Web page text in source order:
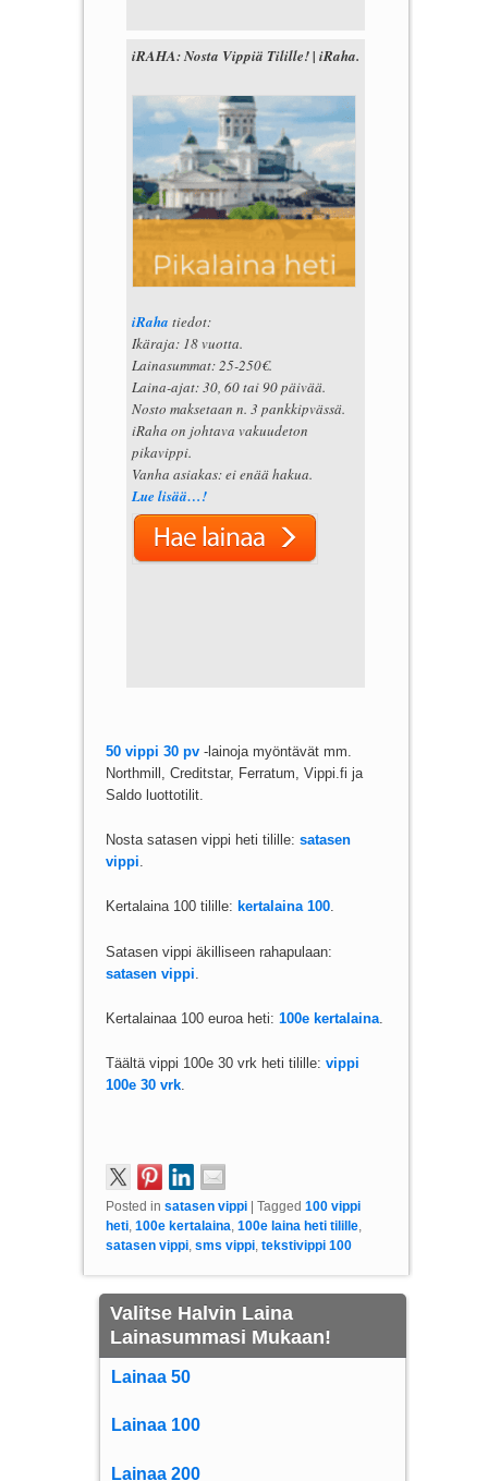
iRAHA: Nosta Vippiä Tilille! | iRaha.
iRaha tiedot:
Ikäraja: 18 vuotta.
Lainasummat: 25-250€.
Laina-ajat: 30, 60 tai 90 päivää.
Nosto maksetaan n. 3 pankkipvässä.
iRaha on johtava vakuudeton
pikavippi.
Vanha asiakas: ei enää hakua.
Lue lisää…!
50 vippi 30 pv-lainoja myöntävät mm.
Northmill, Creditstar, Ferratum, Vippi.fi ja
Saldo luottotilit.
Nosta satasen vippi heti tilille: satasen
vippi.
Kertalaina 100 tilille: kertalaina 100.
Satasen vippi äkilliseen rahapulaan:
satasen vippi
Kertalainaa 100 euroa heti: 100e kertalaina.
Täältä vippi 100e 30 vrk heti tilille: vippi
100e 30 vrk.
Posted in satasen vippi Tagged 100 vippi
heti, 100e kertalaina, 100e laina heti tilille,
satasen vippi, sms vippi, tekstivippi 100
Valitse Halvin Laina
Lainasummasi Mukaan!
Lainaa 50
Lainaa 100
Lainaa 200